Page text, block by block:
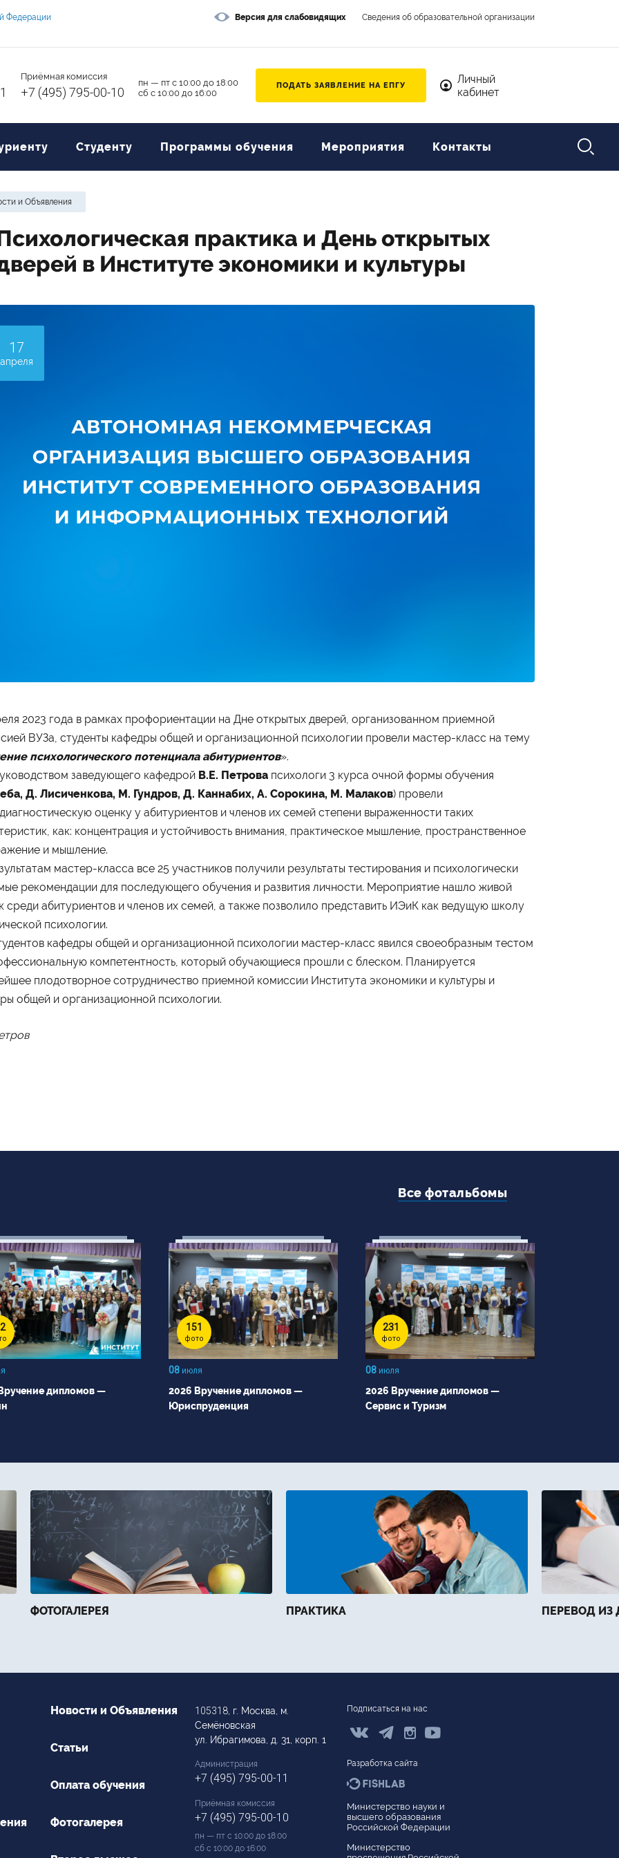
обучения
и связи с общественностью
Абитуриенту
Приёмная комиссия
Правила приёма
Количество мест для приёма
Дни открытых дверей
Стоимость обучения
Перевод в наш институт
Вопрос-ответ
Вступительные испытания
Студенту
Библиотека
Полезные ссылки
Антиплагиат
Центр правовой помощи
обучения
форма обучения
заочная форма обучения
форма обучения
Мероприятия
Дни открытых дверей
Выездные студенческие
мероприятия
Контакты
Администрация
+7 (495) 795-00-11
+7 (495) 795-00-10
Подписаться на нас
Версия для слабовидящих
Сведения об образовательной организации
Федерации
Версия для слабовидящих Сведения об образовательной организации
Приёмная комиссия
+7 (495) 795-00-10
пн — пт с 10:00 до 18:00
сб с 10:00 до 16:00
ПОДАТЬ ЗАЯВЛЕНИЕ НА ЕПГУ
Личный
кабинет
Студенту Программы обучения Мероприятия Контакты 
и Объявления
практика и День открытых
в Институте экономики и культуры
17
апреля
2023 года в рамках профориентации на Дне открытых дверей, организованном приемной
ВУЗа, студенты кафедры общей и организационной психологии провели мастер-класс на тему
психологического потенциала абитуриентов».
заведующего кафедрой В.Е. Петрова психологи 3 курса очной формы обучения
Д. Лисиченкова, М. Гундров, Д. Каннабих, А. Сорокина, М. Малаков) провели
оценку у абитуриентов и членов их семей степени выраженности таких
как: концентрация и устойчивость внимания, практическое мышление, пространственное
и мышление.
мастер-класса все 25 участников получили результаты тестирования и психологически
рекомендации для последующего обучения и развития личности. Мероприятие нашло живой
среди абитуриентов и членов их семей, а также позволило представить ИЭиК как ведущую школу
психологии.
кафедры общей и организационной психологии мастер-класс явился своеобразным тестом
компетентность, который обучающиеся прошли с блеском. Планируется
плодотворное сотрудничество приемной комиссии Института экономики и культуры и
общей и организационной психологии.
Все фотальбомы
дипломов —
151
фото
08 июля
2026 Вручение дипломов —
Юриспруденция
231
фото
08 июля
2026 Вручение дипломов —
Сервис и Туризм
ФОТОГАЛЕРЕЯ ПРАКТИКА ПЕРЕВОД ИЗ
Новости и Объявления
Статьи
Оплата обучения
Фотогалерея
Подписаться на нас
  
Разработка сайта
Министерство науки и
высшего образования
Российской Федерации
Министерство
105318, г. Москва, м.
Семёновская
ул. Ибрагимова, д. 31, корп. 1
Администрация
+7 (495) 795-00-11
Приёмная комиссия
+7 (495) 795-00-10
пн — пт с 10:00 до 18:00
сб с 10:00 до 16:00